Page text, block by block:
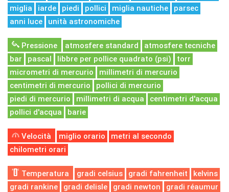
miglia
iarde piedi pollici miglia nautiche
parsec
anni luce
unità astronomiche
Pressione atmosfere standard
atmosfere tecniche
bar
pascal libbre per pollice quadrato (psi)
torr
micrometri di mercurio
millimetri di mercurio
centimetri di mercurio
pollici di mercurio
piedi di mercurio
millimetri di acqua
centimetri d'acqua
pollici d'acqua
barie
Velocità miglio orario
metri al secondo
chilometri orari
Temperatura gradi celsius gradi fahrenheit
kelvins
gradi rankine
gradi delisle gradi newton
gradi réaumur